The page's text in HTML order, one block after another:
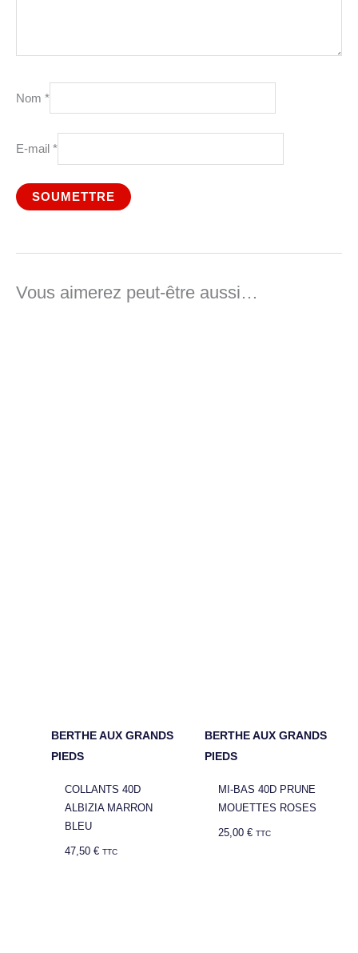
Nom *
E-mail *
Vous aimerez peut-être aussi…
BERTHE AUX GRANDS
PIEDS
COLLANTS 40D
ALBIZIA MARRON
BLEU
47,50€ TTC
BERTHE AUX GRANDS
PIEDS
MI-BAS 40D PRUNE
MOUETTES ROSES
25,00€ TTC